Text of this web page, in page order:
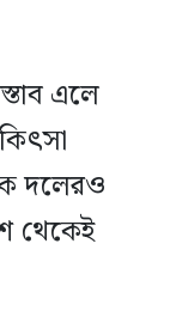
এলে
দলেরও
থেকেই